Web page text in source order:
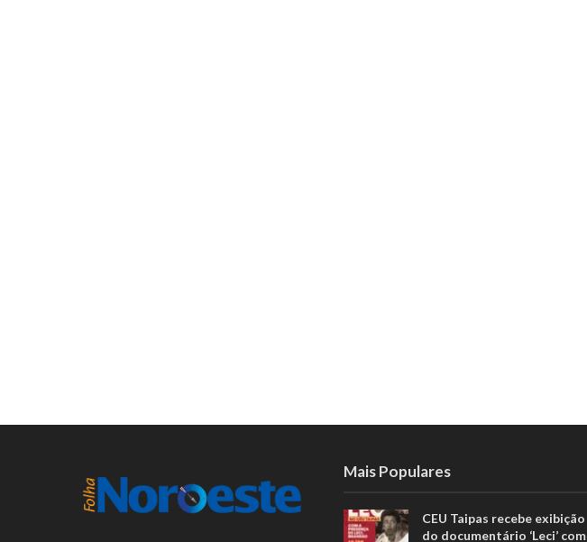
Mais Populares
CEU Taipas recebe exibição
do documentário ‘Leci’ com